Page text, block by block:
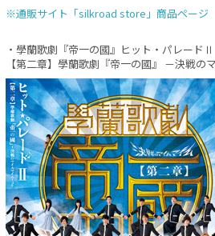
※通販サイト「silkroad store」商品ページ
・學蘭歌劇『帝一の國』ヒット・パレードⅡ
【第二章】學蘭歌劇『帝一の國』 －決戦の